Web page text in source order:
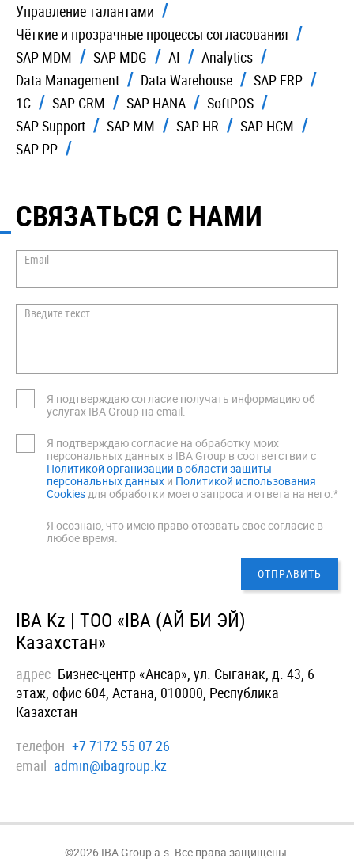
Управление талантами
Чёткие и прозрачные процессы согласования
SAP MDM
SAP MDG AI
Analytics
Data Management
Data Warehouse
SAP ERP
1C
SAP CRM SAP HANA
SoftPOS
SAP Support
SAP MM SAP HR
SAP HCM
SAP PP
СВЯЗАТЬСЯ С НАМИ
Email
Введите текст
Я подтверждаю согласие получать информацию об
услугах IBA Group на email.
Я подтверждаю согласие на обработку моих
персональных данных в IBA Group в соответствии с
Политикой организации в области защиты
персональных данных и Политикой использования
Cookies для обработки моего запроса и ответа на него.*
Я осознаю, что имею право отозвать свое согласие в
любое время.
IBA Kz | ТОО «IBA (АЙ БИ ЭЙ)
Казахстан»
адрес Бизнес-центр «Ансар», ул. Сыганак, д. 43, 6
этаж, офис 604, Астана, 010000, Республика
Казахстан
телефон +7 7172 55 07 26
email admin@ibagroup.kz
©2026 IBA Group a.s. Все права защищены.